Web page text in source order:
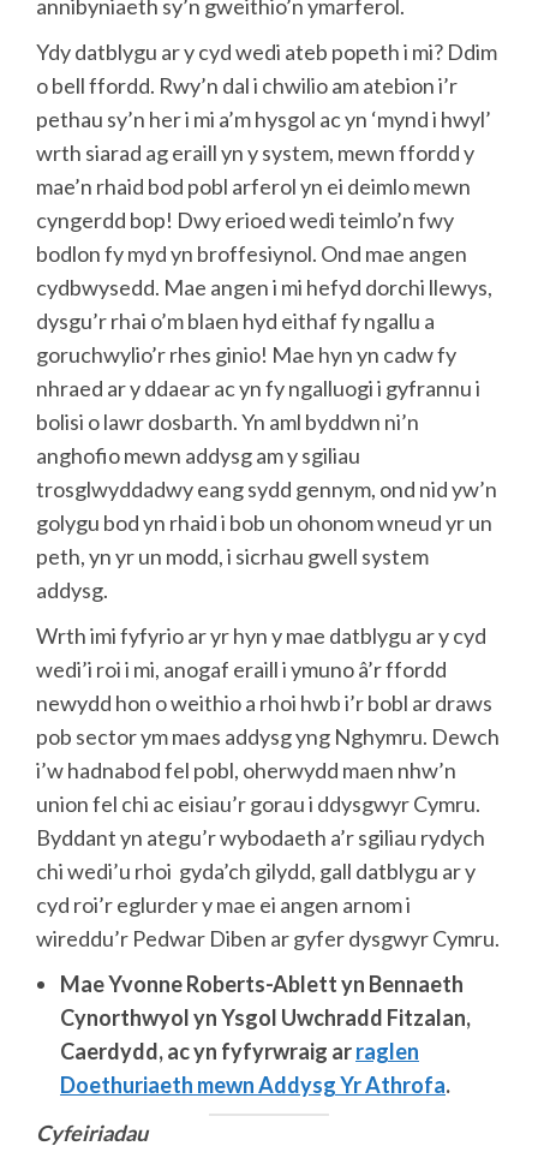
annibyniaeth sy’n gweithio’n ymarferol.
Ydy datblygu ar y cyd wedi ateb popeth i mi? Ddim
o bell ffordd. Rwy’n dal i chwilio am atebion i’r
pethau sy’n her i mi a’m hysgol ac yn ‘mynd i hwyl’
wrth siarad ag eraill yn y system, mewn ffordd y
mae’n rhaid bod pobl arferol yn ei deimlo mewn
cyngerdd bop! Dwy erioed wedi teimlo’n fwy
bodlon fy myd yn broffesiynol. Ond mae angen
cydbwysedd. Mae angen i mi hefyd dorchi llewys,
dysgu’r rhai o’m blaen hyd eithaf fy ngallu a
goruchwylio’r rhes ginio! Mae hyn yn cadw fy
nhraed ar y ddaear ac yn fy ngalluogi i gyfrannu i
bolisi o lawr dosbarth. Yn aml byddwn ni’n
anghofio mewn addysg am y sgiliau
trosglwyddadwy eang sydd gennym, ond nid yw’n
golygu bod yn rhaid i bob un ohonom wneud yr un
peth, yn yr un modd, i sicrhau gwell system
addysg.
Wrth imi fyfyrio ar yr hyn y mae datblygu ar y cyd
wedi’i roi i mi, anogaf eraill i ymuno â’r ffordd
newydd hon o weithio a rhoi hwb i’r bobl ar draws
pob sector ym maes addysg yng Nghymru. Dewch
i’w hadnabod fel pobl, oherwydd maen nhw’n
union fel chi ac eisiau’r gorau i ddysgwyr Cymru.
Byddant yn ategu’r wybodaeth a’r sgiliau rydych
chi wedi’u rhoi gyda’ch gilydd, gall datblygu ar y
cyd roi’r eglurder y mae ei angen arnom i
wireddu’r Pedwar Diben ar gyfer dysgwyr Cymru.
Mae Yvonne Roberts-Ablett yn Bennaeth
Cynorthwyol yn Ysgol Uwchradd Fitzalan,
Caerdydd, ac yn fyfyrwraig arraglen
Doethuriaeth mewn Addysg Yr Athrofa.
Cyfeiriadau